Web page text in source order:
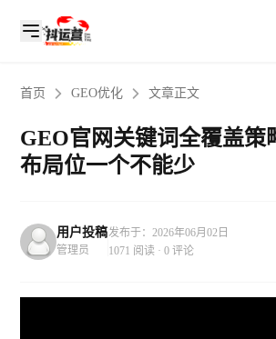
首页 GEO优化 文章正文
GEO官网关键词全覆盖策
布局位一个不能少
用户投稿
管理员
发布于：2026年06月02日
1071 阅读 · 0 评论